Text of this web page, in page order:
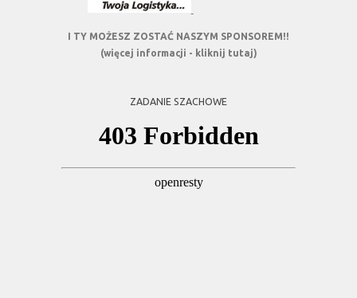
I TY MOŻESZ ZOSTAĆ NASZYM SPONSOREM!!
(więcej informacji - kliknij tutaj)
ZADANIE SZACHOWE